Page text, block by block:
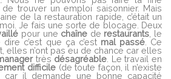
de trouver un emploi saisonnier. Mais
de la restauration rapide, c’était un
Je fais une sorte de blocage. Deux
pour une chaîne de restaurants, le
c’est que ça c’est mal passé. Ce
elles n’ont pas eu de chance car elles
très désagréable. Le travail en
difficile(de toute façon, il n’existe
il demande une bonne capacité